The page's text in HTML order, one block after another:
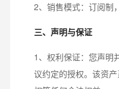
2、销售模式：订阅制
三、声明与保证
1、权利保证：您声明
议约定的授权。该资